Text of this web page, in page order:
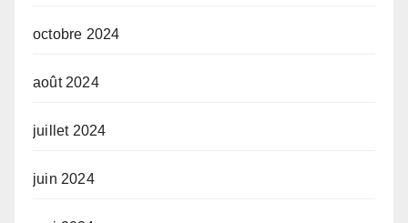
octobre 2024
août 2024
juillet 2024
juin 2024